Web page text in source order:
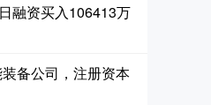
融资买入106413万
备公司，注册资本